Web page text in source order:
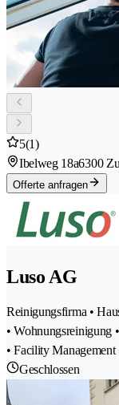
5(1)
Ibelweg 18a6300
Offerte anfragen
Luso AG
Reinigungsfirma •
• Wohnungsreinigung
• Facility
Geschlossen